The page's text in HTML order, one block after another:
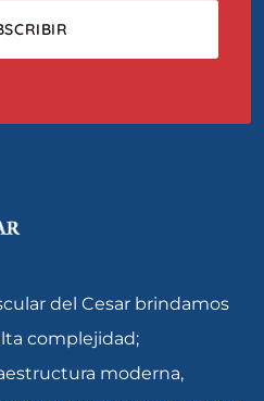
del Cesar brindamos
complejidad;
moderna,